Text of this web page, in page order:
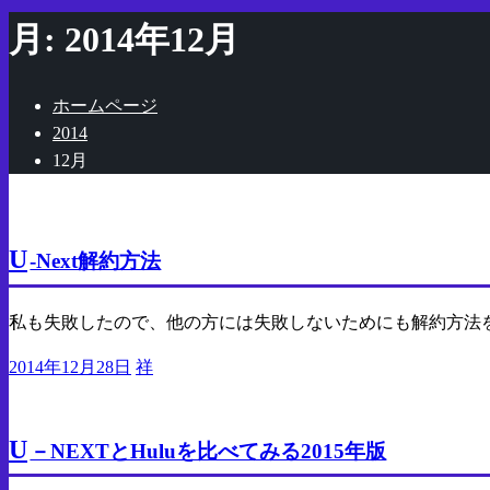
月: 2014年12月
ホームページ
2014
12月
U-Next解約方法
私も失敗したので、他の方には失敗しないためにも解約方
投
2014年12月28日 祥
U －NEXTとHuluを比べてみる2015年版